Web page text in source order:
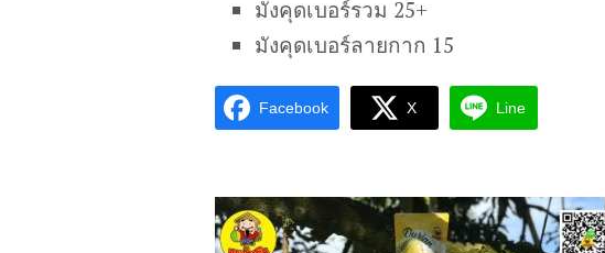
มังคุดเบอร์รวม 25+
มังคุดเบอร์ลายกาก 15
Facebook X Line